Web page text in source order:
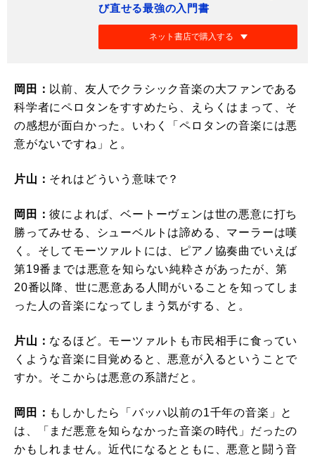
び直せる最強の入門書
ネット書店で購入する
岡田： 以前、友人でクラシック音楽の大ファンである
科学者にペロタンをすすめたら、えらくはまって、そ
の感想が面白かった。いわく「ペロタンの音楽には悪
意がないですね」と。
片山： それはどういう意味で？
岡田：彼によれば、ベートーヴェンは世の悪意に打ち
勝ってみせる、シューベルトは諦める、マーラーは嘆
く。そしてモーツァルトには、ピアノ協奏曲でいえば
第19番までは悪意を知らない純粋さがあったが、第
20番以降、世に悪意ある人間がいることを知ってしま
った人の音楽になってしまう気がする、と。
片山： なるほど。モーツァルトも市民相手に食ってい
くような音楽に目覚めると、悪意が入るということで
すか。そこからは悪意の系譜だと。
岡田： もしかしたら「バッハ以前の1千年の音楽」と
は、「まだ悪意を知らなかった音楽の時代」だったの
かもしれません。近代になるとともに、悪意と闘う音